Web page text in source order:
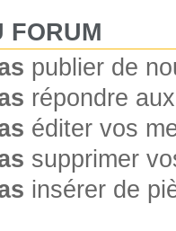
FORUM
publier de
répondre
éditer vos
supprimer
insérer de